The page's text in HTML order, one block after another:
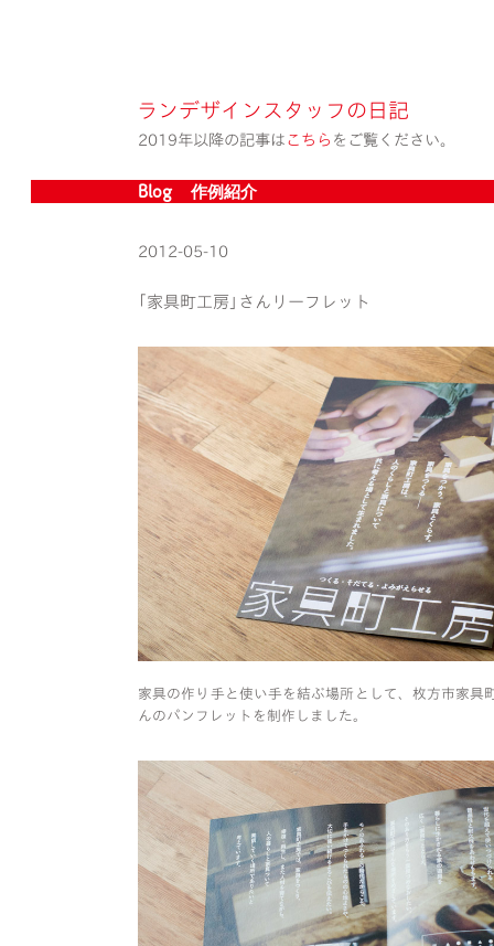
ランデザインスタッフの日記
2019年以降の記事は こちら をご覧ください。
Blog » 作例紹介
2012-05-10
｢家具町工房｣さんリーフレット
家具の作り手と使い手を結ぶ場所として、枚方市家具
んのパンフレットを制作しました。